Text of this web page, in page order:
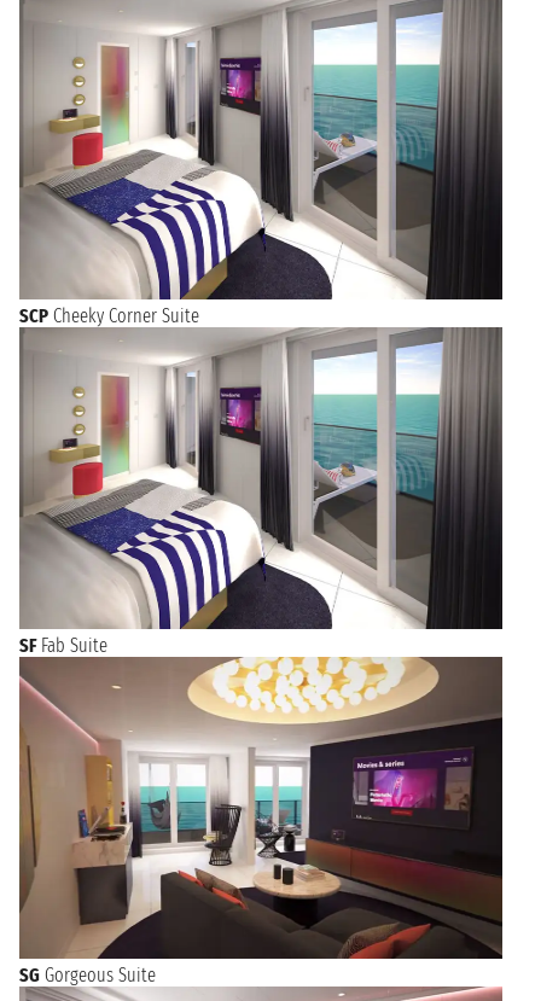
SCP Cheeky Corner Suite
SF Fab Suite
SG Gorgeous Suite